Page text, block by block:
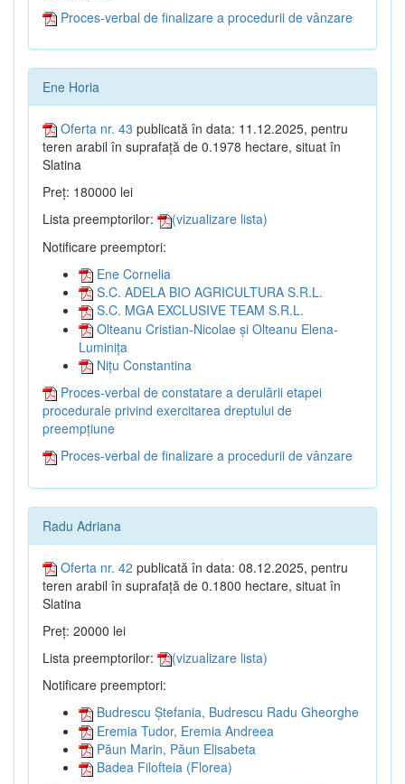
Proces-verbal de finalizare a procedurii de vânzare
Ene Horia
Oferta nr. 43 publicată în data: 11.12.2025, pentru
teren arabil în suprafață de 0.1978 hectare, situat în
Slatina
Preț: 180000 lei
Lista preemptorilor:
(vizualizare lista)
Notificare preemptori:
Ene Cornelia
S.C. ADELA BIO AGRICULTURA S.R.L.
S.C. MGA EXCLUSIVE TEAM S.R.L.
Olteanu Cristian-Nicolae și Olteanu Elena-
Luminița
Nițu Constantina
Proces-verbal de constatare a derulării etapei
procedurale privind exercitarea dreptului de
preempțiune
Proces-verbal de finalizare a procedurii de vânzare
Radu Adriana
Oferta nr. 42 publicată în data: 08.12.2025, pentru
teren arabil în suprafață de 0.1800 hectare, situat în
Slatina
Preț: 20000 lei
Lista preemptorilor:
(vizualizare lista)
Notificare preemptori:
Budrescu Ștefania, Budrescu Radu Gheorghe
Eremia Tudor, Eremia Andreea
Păun Marin, Păun Elisabeta
Badea Filofteia (Florea)